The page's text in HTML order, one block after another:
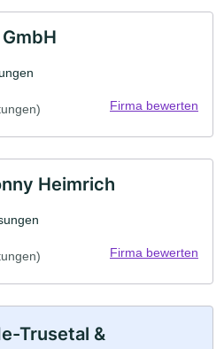
Firma bewerten
Heimrich
Firma bewerten
Trusetal &